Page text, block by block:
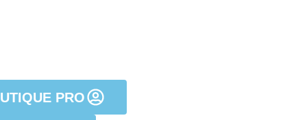
PRO